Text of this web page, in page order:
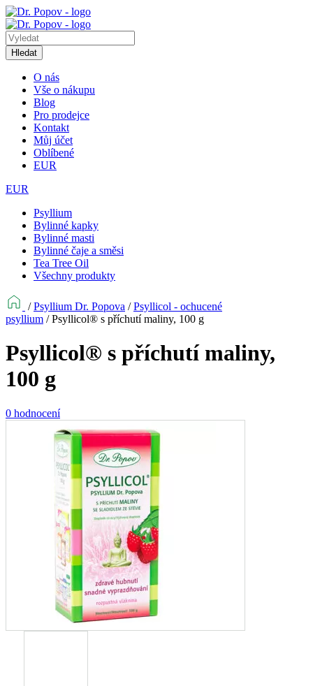
Hledat
O nás
Vše o nákupu
Blog
Pro prodejce
Kontakt
Můj účet
Oblíbené
EUR
EUR
Psyllium
Bylinné kapky
Bylinné masti
Bylinné čaje a směsi
Tea Tree Oil
Všechny produkty
/Psyllium Dr. Popova /Psyllicol - ochucené
psyllium /Psyllicol® s příchutí maliny, 100 g
Psyllicol® s příchutí maliny,
100 g
0 hodnocení